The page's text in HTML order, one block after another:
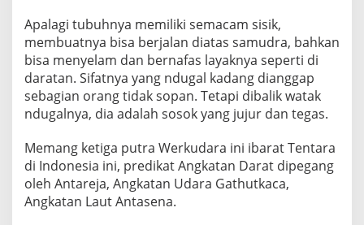
Apalagi tubuhnya memiliki semacam sisik,
membuatnya bisa berjalan diatas samudra, bahkan
bisa menyelam dan bernafas layaknya seperti di
daratan. Sifatnya yang ndugal kadang dianggap
sebagian orang tidak sopan. Tetapi dibalik watak
ndugalnya, dia adalah sosok yang jujur dan tegas.
Memang ketiga putra Werkudara ini ibarat Tentara
di Indonesia ini, predikat Angkatan Darat dipegang
oleh Antareja, Angkatan Udara Gathutkaca,
Angkatan Laut Antasena.